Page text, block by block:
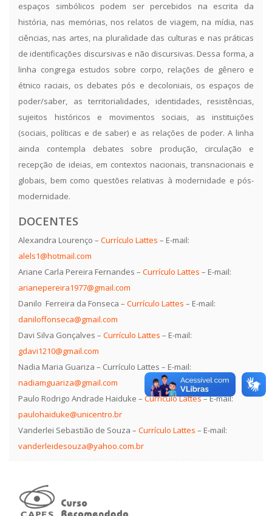
espaços simbólicos podem ser percebidos na escrita da
história, nas memórias, nos relatos de viagem, na mídia, nas
ciências, nas artes, na pluralidade das culturas e nas práticas
de identificações discursivas e não discursivas. Dessa forma, a
linha congrega estudos sobre corpo, relações de gênero e
étnico raciais, os debates pós e decoloniais, os espaços de
poder/saber, as territorialidades, identidades, resistências,
sujeitos históricos e movimentos sociais, as instituições
(sociais, políticas e de saber) e as relações de poder. A linha
ainda contempla debates sobre produção, circulação e
recepção de ideias, em contextos nacionais, transnacionais e
globais, bem como questões relativas à modernidade e pós-
modernidade.
DOCENTES
Alexandra Lourenço – Currículo Lattes – E-mail:
alels1@hotmail.com
Ariane Carla Pereira Fernandes – Currículo Lattes – E-mail:
arianepereira1977@gmail.com
Danilo Ferreira da Fonseca – Currículo Lattes – E-mail:
daniloffonseca@gmail.com
Davi Silva Gonçalves – Currículo Lattes – E-mail:
gdavi1210@gmail.com
Nadia Maria Guariza – Currículo Lattes – E-mail:
nadiamguariza@gmail.com
Paulo Rodrigo Andrade Haiduke – Currículo Lattes– E-mail:
paulohaiduke@unicentro.br
Vanderlei Sebastião de Souza – Currículo Lattes – E-mail:
vanderleidesouza@yahoo.com.br